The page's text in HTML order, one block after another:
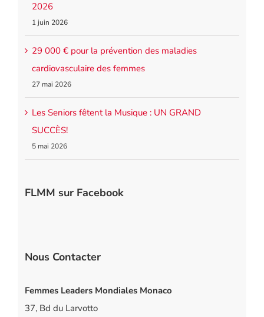
2026
1 juin 2026
29 000 € pour la prévention des maladies
cardiovasculaire des femmes
27 mai 2026
Les Seniors fêtent la Musique : UN GRAND
SUCCÈS!
5 mai 2026
FLMM sur Facebook
Nous Contacter
Femmes Leaders Mondiales Monaco
37, Bd du Larvotto